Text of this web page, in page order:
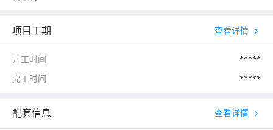
项目工期 查看详情
开工时间 *****
完工时间 *****
配套信息 查看详情